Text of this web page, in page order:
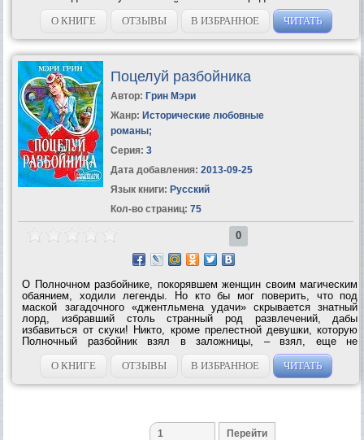
всем неистовством ИСТИННОЙ...
О КНИГЕ
ОТЗЫВЫ В ИЗБРАННОЕ ЧИТАТЬ
Поцелуй разбойника
Автор: Грин Мэри
Жанр: Исторические любовные
романы;
Серия: 3
Дата добавления: 2013-09-25
Язык книги: Русский
Кол-во страниц: 75
0
О Полночном разбойнике, покорявшем женщин своим магическим
обаянием, ходили легенды. Но кто бы мог поверить, что под
маской загадочного «джентльмена удачи» скрывается знатный
лорд, избравший столь странный род развлечений, дабы
избавиться от скуки! Никто, кроме прелестной девушки, которую
Полночный разбойник взял в заложницы, – взял, еще не
подозревая, что невинная прелесть юной пленницы зажжет в его
сердце пожар великой страсти,...
О КНИГЕ ОТЗЫВЫ В ИЗБРАННОЕ ЧИТАТЬ